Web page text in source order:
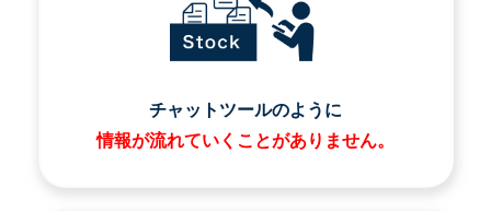
チャットツールのように
情報が流れていくことがありません。